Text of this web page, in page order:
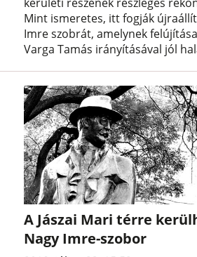
Mint ismeretes, itt fogják
Imre szobrát, amelynek
Varga Tamás irányításával jól
A Jászai Mari térre
Nagy Imre-szobor